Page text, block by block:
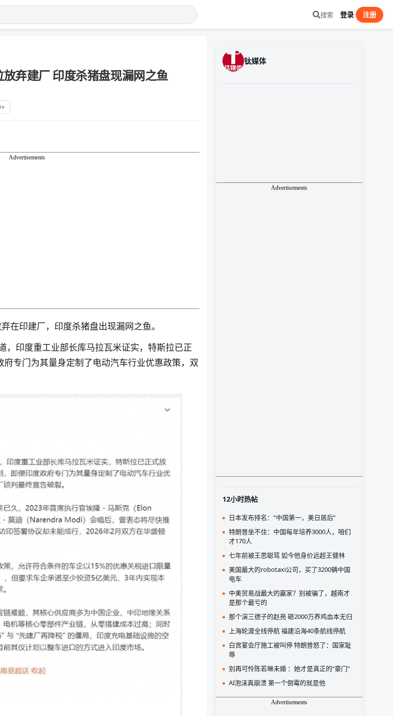
搜索 登录 注册
弃建厂 印度杀猪盘现漏网之鱼
Advertisements
在印建厂，印度杀猪盘出现漏网之鱼。
印度重工业部长库马拉瓦米证实，特斯拉已正
专门为其量身定制了电动汽车行业优惠政策，双
钛媒体
Advertisements
12小时热帖
日本发布排名：“中国第一，美日居后”
特朗普坐不住：中国每年培养3000人，咱们
才170人
七年前被王思聪骂 如今他身价远超王健林
美国最大的robotaxi公司，买了3200辆中国
电车
中美贸易战最大的赢家？别被骗了，越南才
是那个最亏的
那个演三德子的赵亮 砸2000万养鸡血本无归
上海轮渡全线停航 福建沿海40条航线停航
白宫宴会厅施工被叫停 特朗普怒了：国家耻
辱
别再可怜陈若琳未婚 ：她才是真正的“豪门”
AI泡沫真崩溃 第一个倒霉的就是他
Advertisements